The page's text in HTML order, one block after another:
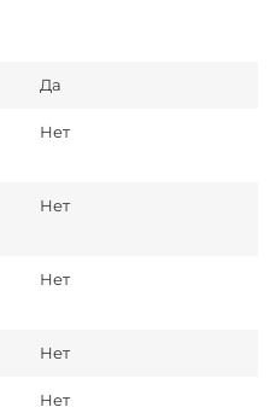
Да
Нет
Нет
Нет
Нет
Нет